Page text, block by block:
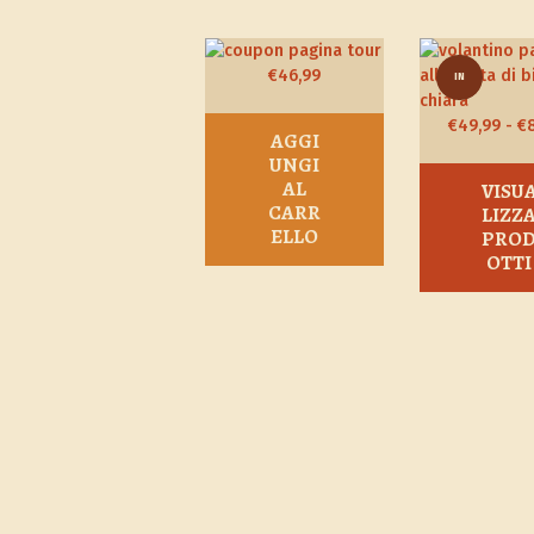
€46,99
AGGI
UNGI
AL
CARR
ELLO
IN
OFFERT
€49,99 - €
PROD
OTTI